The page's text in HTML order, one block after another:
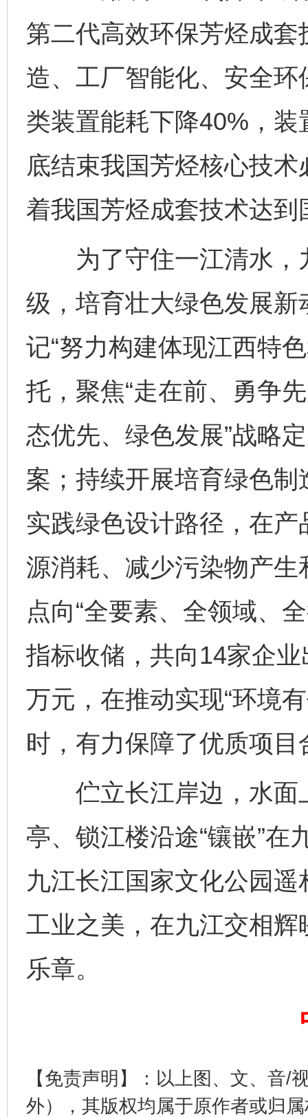
第二代高效环保芳烃成
造、工厂智能化、安全
类装置能耗下降40%，
底结束我国芳烃核心技
着我国芳烃成套技术达到
为了守住一江清水，
级，培育壮大绿色发展
记“努力构建体现江西特
托，聚焦“走在前、勇争
态优先、绿色发展”战略
案；持续开展培育绿色
实践绿色设计路径，在
源消耗、减少污染物产
点向“全要素、全领域、
指标收储，共向14家企
万元，在推动实现“环境
时，有力保障了优质项
伫立长江岸边，水面
亭、锁江楼沿途“镶嵌”在
九江长江国家文化公园
工业之美，在九江交相
乐章。
【免责声明】：以上图、文、音/
外），其版权均属于原作者或归
网上购药对药下症？
习近平的博鳌关键词
魏明